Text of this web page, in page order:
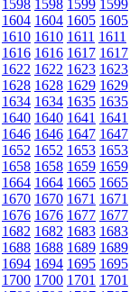
1598 1598 1599 1599
1604 1604 1605 1605
1610 1610 1611 1611
1616 1616 1617 1617
1622 1622 1623 1623
1628 1628 1629 1629
1634 1634 1635 1635
1640 1640 1641 1641
1646 1646 1647 1647
1652 1652 1653 1653
1658 1658 1659 1659
1664 1664 1665 1665
1670 1670 1671 1671
1676 1676 1677 1677
1682 1682 1683 1683
1688 1688 1689 1689
1694 1694 1695 1695
1700 1700 1701 1701